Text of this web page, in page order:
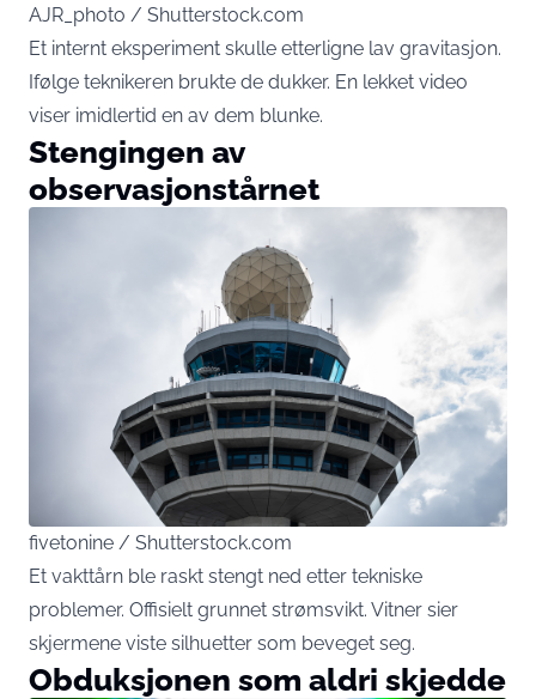
AJR_photo / Shutterstock.com
Et internt eksperiment skulle etterligne lav gravitasjon.
Ifølge teknikeren brukte de dukker. En lekket video
viser imidlertid en av dem blunke.
Stengingen av
observasjonstårnet
fivetonine / Shutterstock.com
Et vakttårn ble raskt stengt ned etter tekniske
problemer. Offisielt grunnet strømsvikt. Vitner sier
skjermene viste silhuetter som beveget seg.
Obduksjonen som aldri skjedde